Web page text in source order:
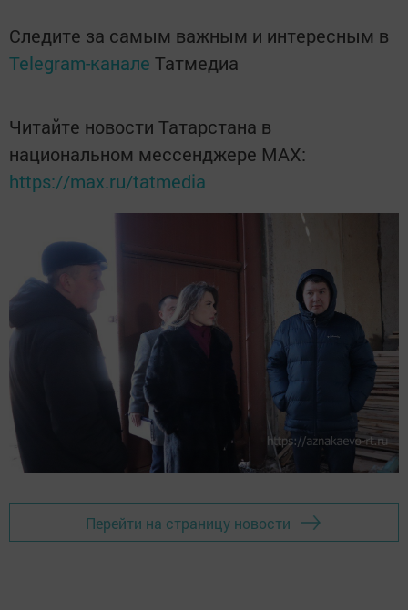
Следите за самым важным и интересным в
Telegram-канале Татмедиа
Читайте новости Татарстана в
национальном мессенджере MАХ:
https://max.ru/tatmedia
Перейти на страницу новости